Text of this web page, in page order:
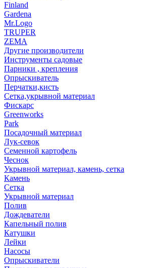
Finland
Gardena
Mr.Logo
TRUPER
ZEMA
Другие производители
Инструменты садовые
Парники , крепления
Опрыскиватель
Перчатки,кисть
Сетка,укрывной материал
Фискарс
Greenworks
Park
Посадочный материал
Лук-севок
Семенной картофель
Чеснок
Укрывной материал, камень, сетка
Камень
Сетка
Укрывной материал
Полив
Дождеватели
Капельный полив
Катушки
Лейки
Насосы
Опрыскиватели